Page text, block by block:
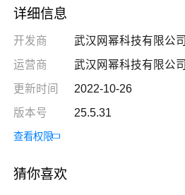
详细信息
开发商
武汉网幂科技有限公司
运营商
武汉网幂科技有限公司
更新时间
2022-10-26
版本号
25.5.31
查看权限
猜你喜欢